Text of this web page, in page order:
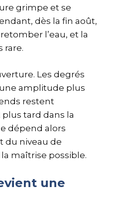
grimpe et se
dès la fin août,
l’eau, et la
rare.
Les degrés
amplitude plus
restent
tard dans la
dépend alors
du niveau de
maîtrise possible.
une